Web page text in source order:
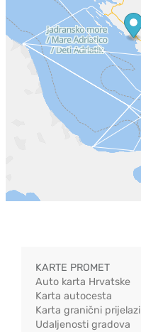
KARTE PROMET
Auto karta Hrvatske
Karta autocesta
Karta granični prijelazi
Udaljenosti gradova